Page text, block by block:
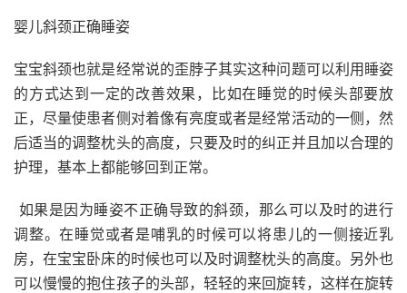
婴儿斜颈正确睡姿
宝宝斜颈也就是经常说的歪脖子其实这种问题可以利用睡姿
的方式达到一定的改善效果，比如在睡觉的时候头部要放
正，尽量使患者侧对着像有亮度或者是经常活动的一侧，然
后适当的调整枕头的高度，只要及时的纠正并且加以合理的
护理，基本上都能够回到正常。
如果是因为睡姿不正确导致的斜颈，那么可以及时的进行
调整。在睡觉或者是哺乳的时候可以将患儿的一侧接近乳
房，在宝宝卧床的时候也可以及时调整枕头的高度。另外也
可以慢慢的抱住孩子的头部，轻轻的来回旋转，这样在旋转